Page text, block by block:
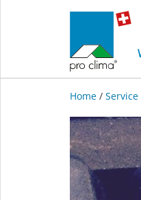
Home / Service